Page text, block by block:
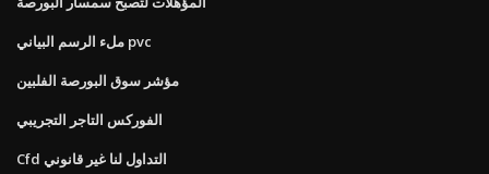
ملء الرسم البياني pvc
مؤشر سوق البورصة الفلبين
الفوركس التاجر التجريبي
Cfd التداول لنا غير قانوني